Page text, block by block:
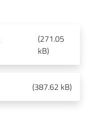
(271.05
kB)
(387.62 kB)